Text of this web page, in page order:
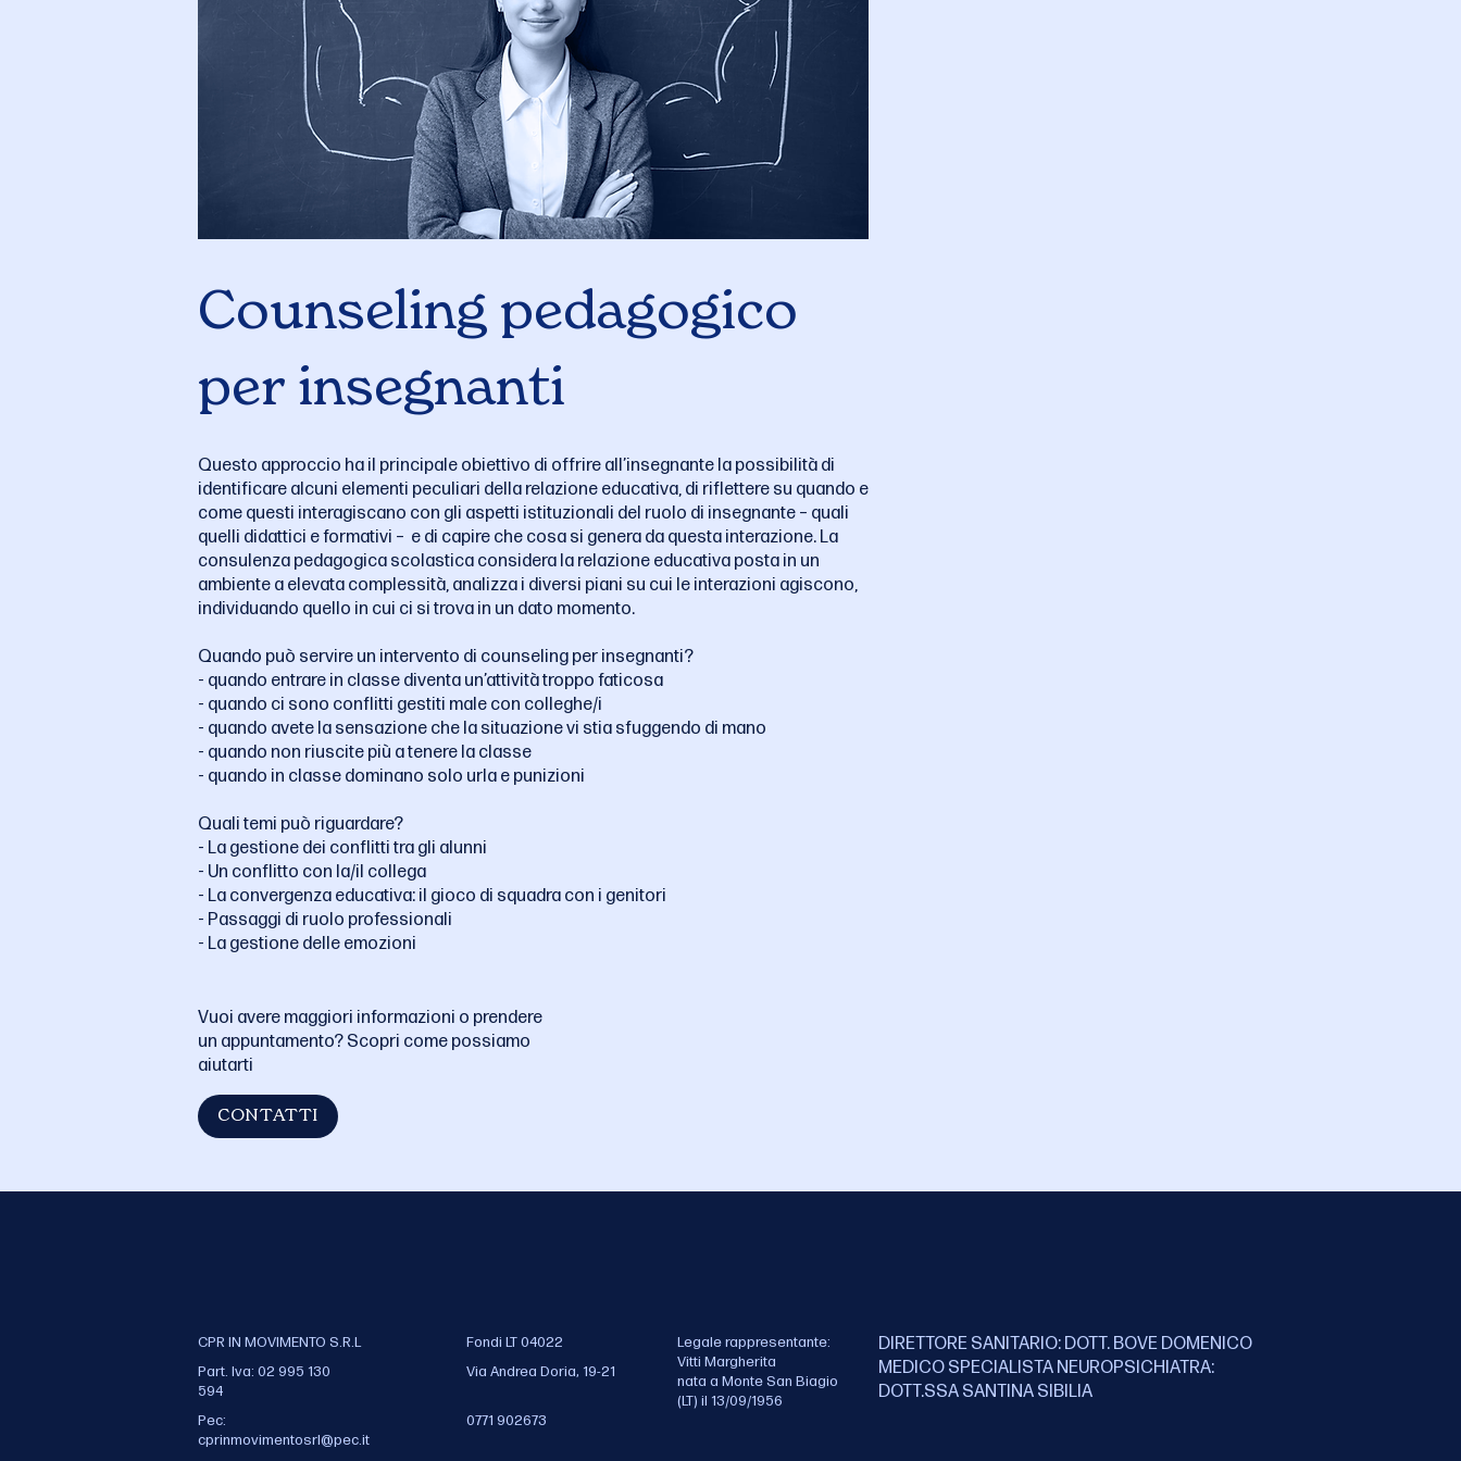
Counseling pedagogico
per insegnanti
Questo approccio ha il principale obiettivo di offrire all’insegnante la possibilità di
identificare alcuni elementi peculiari della relazione educativa, di riflettere su quando e
come questi interagiscano con gli aspetti istituzionali del ruolo di insegnante – quali
quelli didattici e formativi – e di capire che cosa si genera da questa interazione. La
consulenza pedagogica scolastica considera la relazione educativa posta in un
ambiente a elevata complessità, analizza i diversi piani su cui le interazioni agiscono,
individuando quello in cui ci si trova in un dato momento.
Quando può servire un intervento di counseling per insegnanti?
- quando entrare in classe diventa un’attività troppo faticosa
- quando ci sono conflitti gestiti male con colleghe/i
- quando avete la sensazione che la situazione vi stia sfuggendo di mano
- quando non riuscite più a tenere la classe
- quando in classe dominano solo urla e punizioni
Quali temi può riguardare?
- La gestione dei conflitti tra gli alunni
- Un conflitto con la/il collega
- La convergenza educativa: il gioco di squadra con i genitori
- Passaggi di ruolo professionali
- La gestione delle emozioni
Vuoi avere maggiori informazioni o prendere
un appuntamento? Scopri come possiamo
aiutarti
CONTATTI
CPR IN MOVIMENTO S.R.L
Part. Iva: 02 995 130
594
Pec:
cprinmovimentosrl@pec.it
Fondi LT 04022
Via Andrea Doria, 19-21
0771 902673
Legale rappresentante:
Vitti Margherita
nata a Monte San Biagio
(LT) il 13/09/1956
DIRETTORE SANITARIO: DOTT. BOVE DOMENICO
MEDICO SPECIALISTA NEUROPSICHIATRA:
DOTT.SSA SANTINA SIBILIA